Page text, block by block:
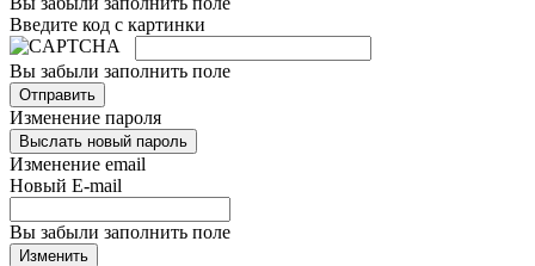
Введите код с картинки
Вы забыли заполнить поле
Отправить
Изменение пароля
Выслать новый пароль
Изменение email
Новый E-mail
Вы забыли заполнить поле
Изменить